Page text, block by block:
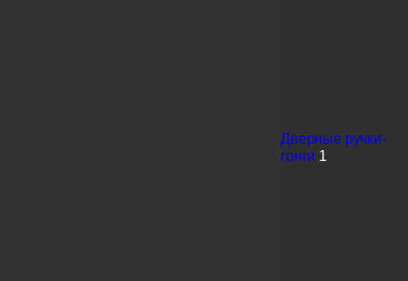
Дверные ручки-
гонги 1